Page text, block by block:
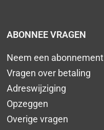
ABONNEE VRAGEN
Neem een abonnement
Vragen over betaling
Adreswijziging
Opzeggen
Overige vragen